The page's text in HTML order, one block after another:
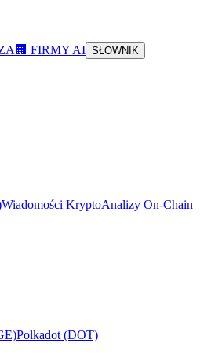
🏢 FIRMY AI SŁOWNIK
Wiadomości KryptoAnalizy On-Chain
Polkadot (DOT)